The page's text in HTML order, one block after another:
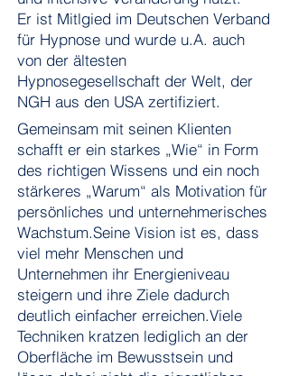
Er ist Mitlgied im Deutschen Verband
für Hypnose und wurde u.A. auch
von der ältesten
Hypnosegesellschaft der Welt, der
NGH aus den USA zertifiziert.
Gemeinsam mit seinen Klienten
schafft er ein starkes „Wie“ in Form
des richtigen Wissens und ein noch
stärkeres „Warum“ als Motivation für
persönliches und unternehmerisches
Wachstum.Seine Vision ist es, dass
viel mehr Menschen und
Unternehmen ihr Energieniveau
steigern und ihre Ziele dadurch
deutlich einfacher erreichen.Viele
Techniken kratzen lediglich an der
Oberfläche im Bewusstsein und